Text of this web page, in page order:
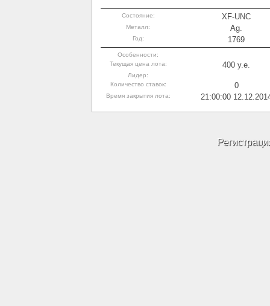
Состояние: XF-UNC
Металл: Ag.
Год: 1769
Особенности:
Текущая цена лота:
400 y.e.
Лидер:
Количество ставок:
0
Время закрытия лота: 21:00:00